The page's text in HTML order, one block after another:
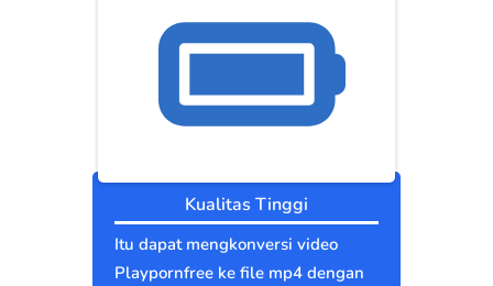
Kualitas Tinggi
Itu dapat mengkonversi video
Playpornfree ke file mp4 dengan